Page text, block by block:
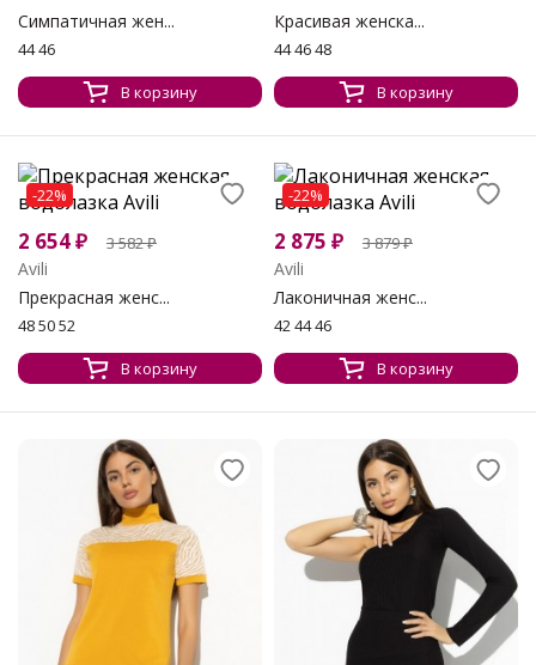
Симпатичная жен...
44 46
В корзину
Красивая женска...
44 46 48
В корзину
-22%
2 654₽ 3 582₽
Avili
Прекрасная женс...
48 50 52
В корзину
-22%
2 875 ₽ 3 879₽
Avili
Лаконичная женс...
42 44 46
В корзину